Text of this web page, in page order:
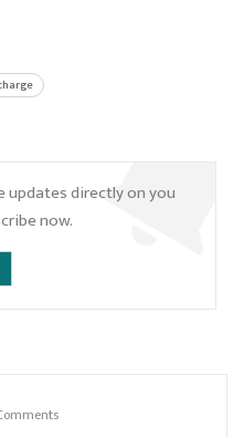
updates directly on you
now.